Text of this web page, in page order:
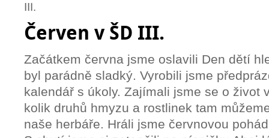
III.
Červen v ŠD III.
Začátkem června jsme oslavili Den dětí
byl parádně sladký. Vyrobili jsme
kalendář s úkoly. Zajímali jsme se o život
kolik druhů hmyzu a rostlinek tam
naše herbáře. Hráli jsme červnovou